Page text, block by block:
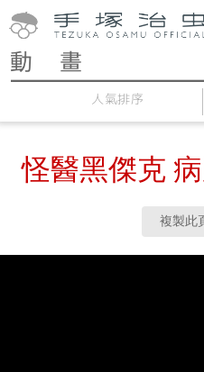
人氣排序
怪醫黑傑克
複製此